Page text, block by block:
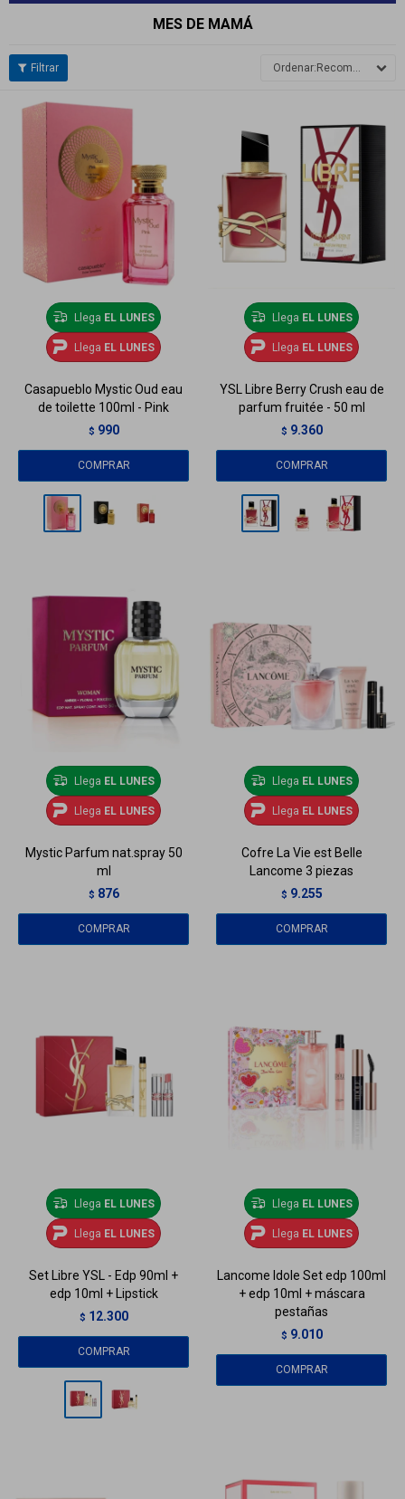
MES DE MAMÁ
Recomendados
Llega EL LUNES
Llega EL LUNES
Casapueblo Mystic Oud eau
de toilette 100ml - Pink
$ 990
Llega EL LUNES
Llega EL LUNES
YSL Libre Berry Crush eau de
parfum fruitée - 50 ml
$ 9.360
Llega EL LUNES
Llega EL LUNES
Mystic Parfum nat.spray 50
ml
$ 876
Llega EL LUNES
Llega EL LUNES
Cofre La Vie est Belle
Lancome 3 piezas
$ 9.255
Llega EL LUNES
Llega EL LUNES
Set Libre YSL - Edp 90ml +
edp 10ml + Lipstick
$ 12.300
Llega EL LUNES
Llega EL LUNES
Lancome Idole Set edp 100ml
+ edp 10ml + máscara
pestañas
$ 9.010